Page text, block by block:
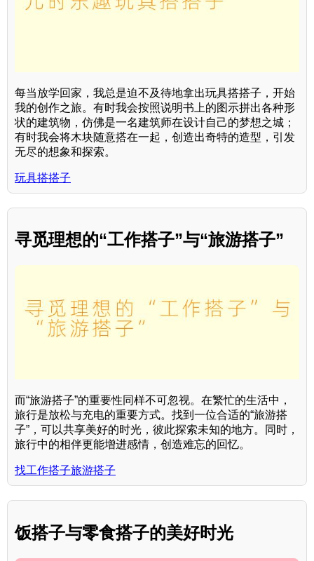
每当放学回家，我总是迫不及待地拿出玩具搭搭子，开始
我的创作之旅。有时我会按照说明书上的图示拼出各种形
状的建筑物，仿佛是一名建筑师在设计自己的梦想之城；
有时我会将木块随意搭在一起，创造出奇特的造型，引发
无尽的想象和探索。
玩具搭搭子
寻觅理想的“工作搭子”与“旅游搭子”
而“旅游搭子”的重要性同样不可忽视。在繁忙的生活中，
旅行是放松与充电的重要方式。找到一位合适的“旅游搭
子”，可以共享美好的时光，彼此探索未知的地方。同时，
旅行中的相伴更能增进感情，创造难忘的回忆。
找工作搭子旅游搭子
饭搭子与零食搭子的美好时光